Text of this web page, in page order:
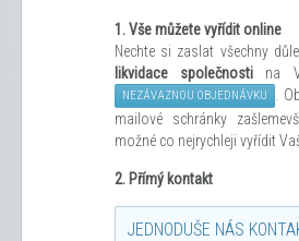
1.Vše můžete vyříditonline
Nechte si zaslat všechny
likvidace společnosti na
NEZÁVAZNOU OBJEDNÁVKU
.
mailové schránky zašleme
možné co nejrychleji vyřídit
2. Přímý kontakt
JEDNODUŠE NÁS